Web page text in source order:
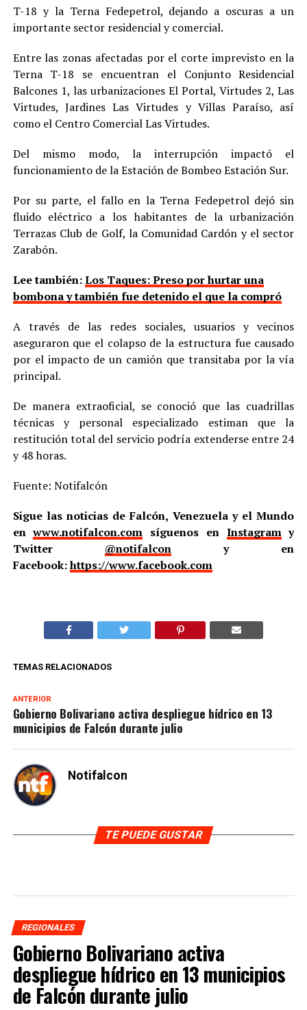
T-18 y la Terna Fedepetrol, dejando a oscuras a un
importante sector residencial y comercial.
Entre las zonas afectadas por el corte imprevisto en la
Terna T-18 se encuentran el Conjunto Residencial
Balcones 1, las urbanizaciones El Portal, Virtudes 2, Las
Virtudes, Jardines Las Virtudes y Villas Paraíso, así
como el Centro Comercial Las Virtudes.
Del mismo modo, la interrupción impactó el
funcionamiento de la Estación de Bombeo Estación Sur.
Por su parte, el fallo en la Terna Fedepetrol dejó sin
fluido eléctrico a los habitantes de la urbanización
Terrazas Club de Golf, la Comunidad Cardón y el sector
Zarabón.
Lee también:Los Taques: Preso por hurtar una
bombona y también fue detenido el que la compró
A través de las redes sociales, usuarios y vecinos
aseguraron que el colapso de la estructura fue causado
por el impacto de un camión que transitaba por la vía
principal.
De manera extraoficial, se conoció que las cuadrillas
técnicas y personal especializado estiman que la
restitución total del servicio podría extenderse entre 24
y 48 horas.
Fuente: Notifalcón
Sigue las noticias de Falcón, Venezuela y el Mundo
enwww.notifalcon.com síguenos en Instagramy
Twitter @notifalcony en
Facebook:https://www.facebook.com
TEMAS RELACIONADOS
ANTERIOR
Gobierno Bolivariano activa despliegue hídrico en 13
municipios de Falcón durante julio
Notifalcon
TE PUEDE GUSTAR
REGIONALES
Gobierno Bolivariano activa
despliegue hídrico en 13 municipios
de Falcón durante julio